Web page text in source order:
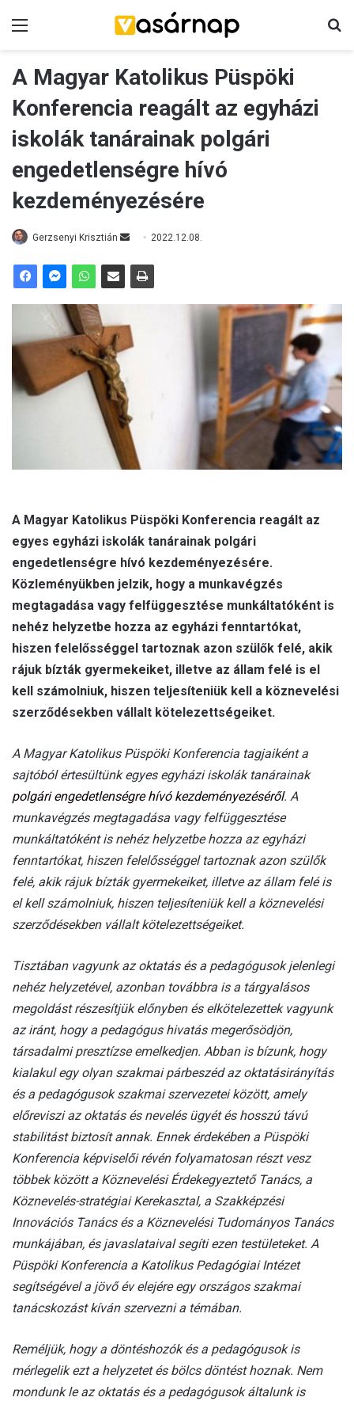
A Magyar Katolikus Püspöki
Konferencia reagált az egyházi
iskolák tanárainak polgári
engedetlenségre hívó
kezdeményezésére
Gerzsenyi Krisztián
n
e
l
2022.12.08.
A Magyar Katolikus Püspöki Konferencia reagált az
egyes egyházi iskolák tanárainak polgári
engedetlenségre hívó kezdeményezésére.
Közleményükben jelzik, hogy a munkavégzés
megtagadása vagy felfüggesztése munkáltatóként is
nehéz helyzetbe hozza az egyházi fenntartókat,
hiszen felelősséggel tartoznak azon szülők felé, akik
rájuk bízták gyermekeiket, illetve az állam felé is el
kell számolniuk, hiszen teljesíteniük kell a köznevelési
szerződésekben vállalt kötelezettségeiket.
A Magyar Katolikus Püspöki Konferencia tagjaiként a
sajtóból értesültünk egyes egyházi iskolák tanárainak
polgári engedetlenségre hívó kezdeményezéséről. A
munkavégzés megtagadása vagy felfüggesztése
munkáltatóként is nehéz helyzetbe hozza az egyházi
fenntartókat, hiszen felelősséggel tartoznak azon szülők
felé, akik rájuk bízták gyermekeiket, illetve az állam felé is
el kell számolniuk, hiszen teljesíteniük kell a köznevelési
szerződésekben vállalt kötelezettségeiket.
Tisztában vagyunk az oktatás és a pedagógusok jelenlegi
nehéz helyzetével, azonban továbbra is a tárgyalásos
megoldást részesítjük előnyben és elkötelezettek vagyunk
az iránt, hogy a pedagógus hivatás megerősödjön,
társadalmi presztízse emelkedjen. Abban is bízunk, hogy
kialakul egy olyan szakmai párbeszéd az oktatásirányítás
és a pedagógusok szakmai szervezetei között, amely
előreviszi az oktatás és nevelés ügyét és hosszú távú
stabilitást biztosít annak. Ennek érdekében a Püspöki
Konferencia képviselői révén folyamatosan részt vesz
többek között a Köznevelési Érdekegyeztető Tanács, a
Köznevelés-stratégiai Kerekasztal, a Szakképzési
Innovációs Tanács és a Köznevelési Tudományos Tanács
munkájában, és javaslataival segíti ezen testületeket. A
Püspöki Konferencia a Katolikus Pedagógiai Intézet
segítségével a jövő év elejére egy országos szakmai
tanácskozást kíván szervezni a témában.
Reméljük, hogy a döntéshozók és a pedagógusok is
mérlegelik ezt a helyzetet és bölcs döntést hoznak. Nem
mondunk le az oktatás és a pedagógusok általunk is